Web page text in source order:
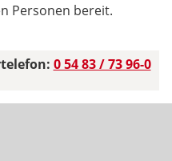
Personen bereit.
0 54 83 / 73 96-0